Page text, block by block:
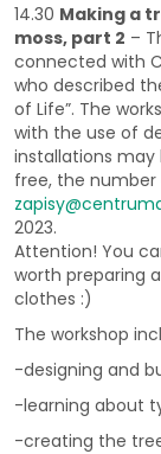
14.30 Making a
moss, part 2 –
connected with
who described
of Life”. The
with the use of
installations may
free, the number
2023.
Attention! You
worth preparing
clothes :)
The workshop
-designing and
-learning about
-creating the